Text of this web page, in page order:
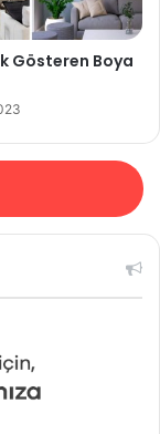
Gösteren Boya